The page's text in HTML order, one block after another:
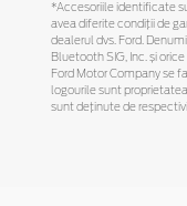
*Accesoriile identificate
avea diferite condiții de
dealerul dvs. Ford.
Bluetooth SIG, Inc. și
Ford Motor Company se
logourile sunt
sunt deținute de